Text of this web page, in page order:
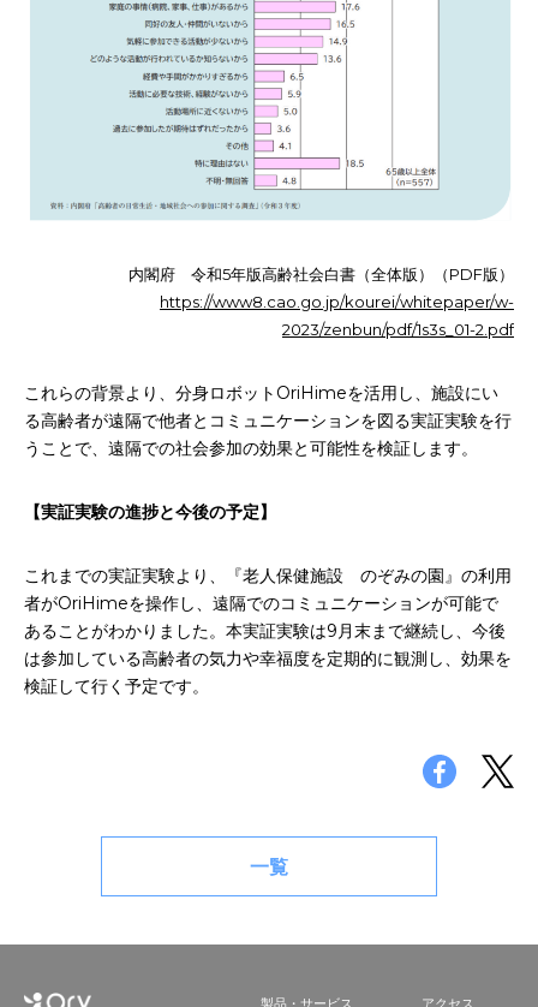
内閣府 令和5年版高齢社会白書（全体版）（PDF版）
https://www8.cao.go.jp/kourei/whitepaper/w-
2023/zenbun/pdf/1s3s_01-2.pdf
これらの背景より、分身ロボットOriHimeを活用し、施設にい
る高齢者が遠隔で他者とコミュニケーションを図る実証実験を行
うことで、遠隔での社会参加の効果と可能性を検証します。
【実証実験の進捗と今後の予定】
これまでの実証実験より、『老人保健施設 のぞみの園』の利用
者がOriHimeを操作し、遠隔でのコミュニケーションが可能で
あることがわかりました。本実証実験は9月末まで継続し、今後
は参加している高齢者の気力や幸福度を定期的に観測し、効果を
検証して行く予定です。
一覧